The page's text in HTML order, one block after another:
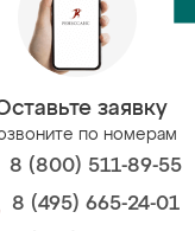
заявку
по номерам
8 (800) 511-89-55
8 (495) 665-24-01